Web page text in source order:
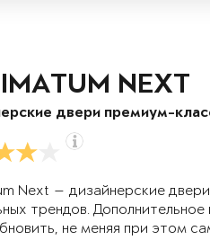
NEXT
двери премиум-
Next — дизайнерские
трендов.
не меняя при этом